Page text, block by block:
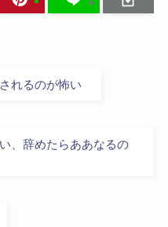
れるのが怖い
、辞めたらああなるの